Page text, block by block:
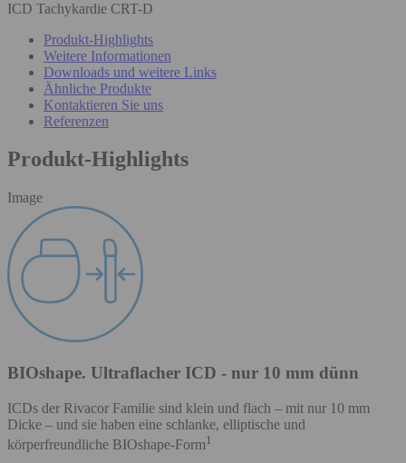
ICD Tachykardie CRT-D
Produkt-Highlights
Weitere Informationen
Downloads und weitere Links
Ähnliche Produkte
Kontaktieren Sie uns
Referenzen
Produkt-Highlights
Image
BIOshape. Ultraflacher ICD - nur 10 mm dünn
ICDs der Rivacor Familie sind klein und flach – mit nur 10 mm
Dicke – und sie haben eine schlanke, elliptische und
körperfreundliche BIOshape-Form1